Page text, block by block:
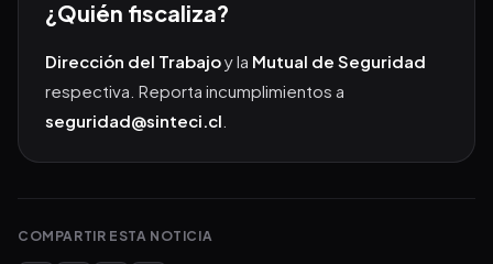
¿Quién fiscaliza?
Dirección del Trabajoy la Mutual de Seguridad
respectiva. Reporta incumplimientos a
seguridad@sinteci.cl
COMPARTIR ESTA NOTICIA